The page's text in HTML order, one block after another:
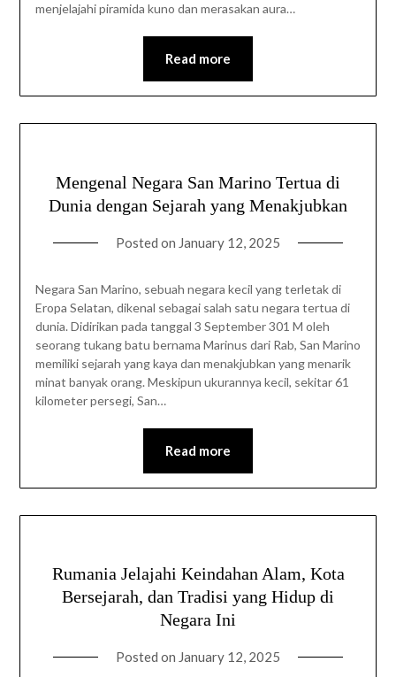
menjelajahi piramida kuno dan merasakan aura…
Read more
Mengenal Negara San Marino Tertua di
Dunia dengan Sejarah yang Menakjubkan
Posted on January 12, 2025
Negara San Marino, sebuah negara kecil yang terletak di
Eropa Selatan, dikenal sebagai salah satu negara tertua di
dunia. Didirikan pada tanggal 3 September 301 M oleh
seorang tukang batu bernama Marinus dari Rab, San Marino
memiliki sejarah yang kaya dan menakjubkan yang menarik
minat banyak orang. Meskipun ukurannya kecil, sekitar 61
kilometer persegi, San…
Read more
Rumania Jelajahi Keindahan Alam, Kota
Bersejarah, dan Tradisi yang Hidup di
Negara Ini
Posted on January 12, 2025